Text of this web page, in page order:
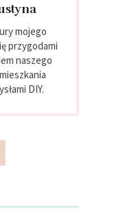
mojego
przygodami
naszego
DIY.